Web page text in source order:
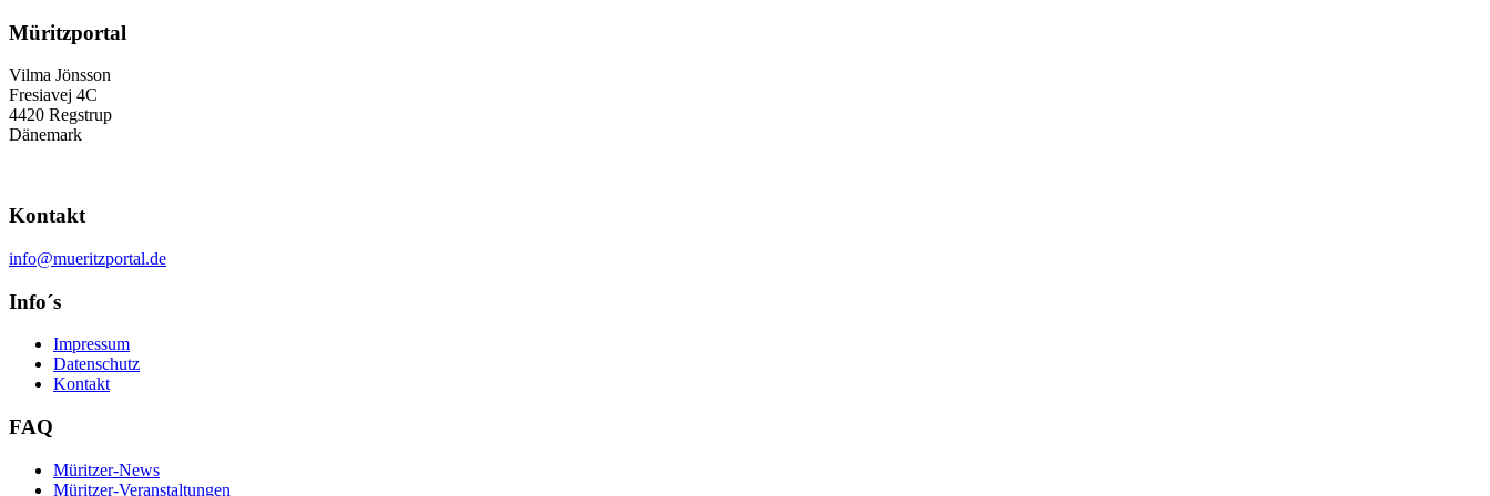
Müritzportal
Vilma Jönsson
Fresiavej 4C
4420 Regstrup
Dänemark
Kontakt
info@mueritzportal.de
Info´s
Impressum
Datenschutz
Kontakt
FAQ
Müritzer-News
Müritzer-Veranstaltungen